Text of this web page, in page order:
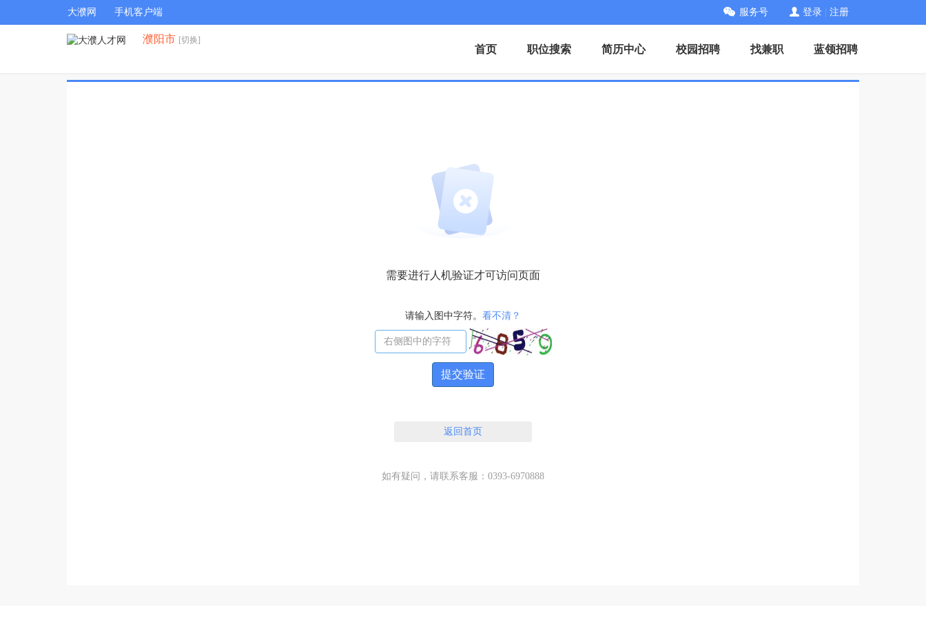
大濮网 手机客户端 服务号 登录 注册
濮阳市 [切换]
首页 职位搜索 简历中心 校园招聘 找兼职 蓝领招聘
需要进行人机验证才可访问页面
请输入图中字符。 看不清？
提交验证
返回首页
如有疑问，请联系客服：0393-6970888